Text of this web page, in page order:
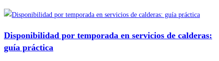
planificar
revisiones
básicas
Disponibilidad por temporada en servicios de calderas:
guía práctica